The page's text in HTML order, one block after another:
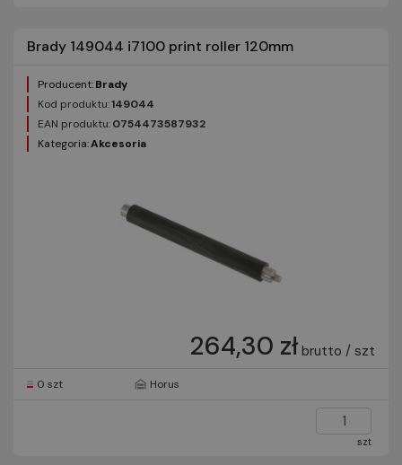
Brady 149044 i7100 print roller 120mm
Producent:Brady
Kod produktu:149044
EAN produktu:0754473587932
Kategoria:Akcesoria
264,30 zł brutto / szt
0 szt Horus
szt